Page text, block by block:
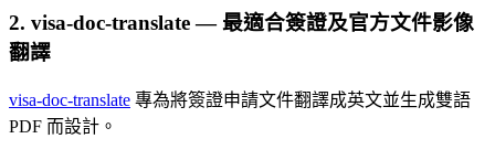
2. visa-doc-translate — 最適合簽證及官方文件影像
翻譯
visa-doc-translate 專為將簽證申請文件翻譯成英文並生成雙語
PDF 而設計。